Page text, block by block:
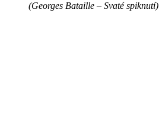
(Georges Bataille – Svaté spiknutí)